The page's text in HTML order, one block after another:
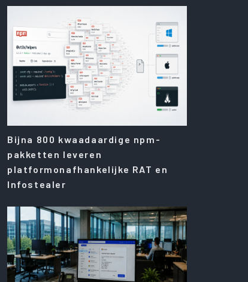
Bijna 800 kwaadaardige npm-
pakketten leveren
platformonafhankelijke RAT en
Infostealer